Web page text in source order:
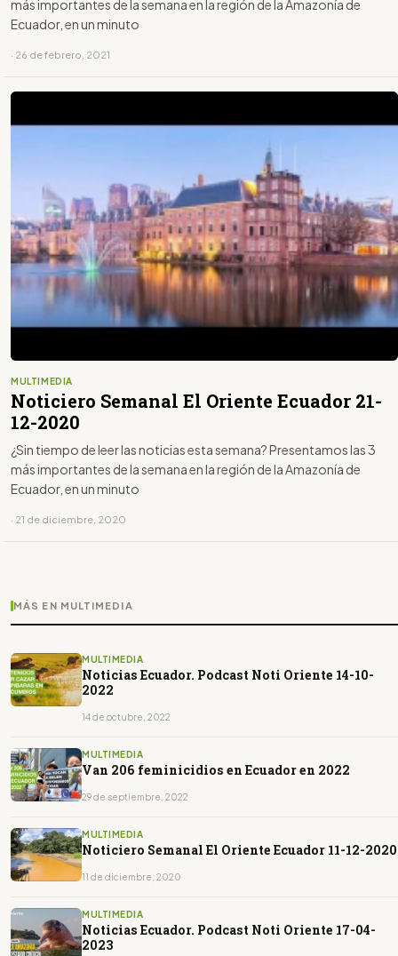
más importantes de la semana en la región de la Amazonía de
Ecuador, en un minuto
· 26 de febrero, 2021
MULTIMEDIA
Noticiero Semanal El Oriente Ecuador 21-
12-2020
¿Sin tiempo de leer las noticias esta semana? Presentamos las 3
más importantes de la semana en la región de la Amazonía de
Ecuador, en un minuto
· 21 de diciembre, 2020
MÁS EN MULTIMEDIA
MULTIMEDIA
Noticias Ecuador. Podcast Noti Oriente 14-10-
2022
14 de octubre, 2022
MULTIMEDIA
Van 206 feminicidios en Ecuador en 2022
29 de septiembre, 2022
MULTIMEDIA
Noticiero Semanal El Oriente Ecuador 11-12-2020
11 de diciembre, 2020
MULTIMEDIA
Noticias Ecuador. Podcast Noti Oriente 17-04-
2023